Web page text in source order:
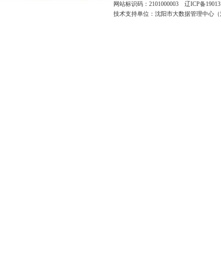
网站标识码：2101000003 辽ICP备
技术支持单位：沈阳市大数据管理中心